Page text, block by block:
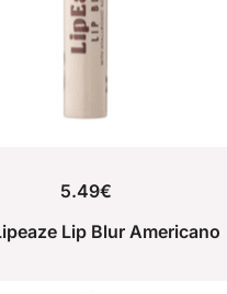
5.49€
Lip Blur Americano